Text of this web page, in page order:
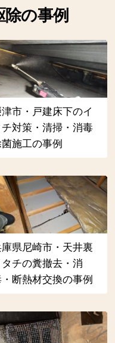
の事例
市・戸建床下のイ
チ対策・清掃・消毒
菌施工の事例
県尼崎市・天井裏
タチの糞撤去・消
断熱材交換の事例